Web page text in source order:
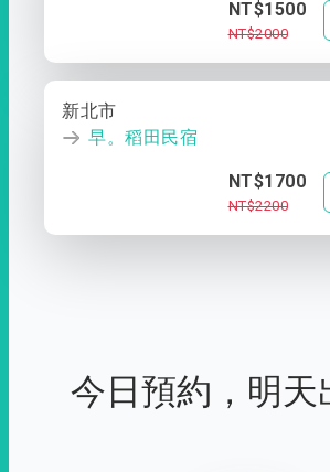
NT$1500
NT$2000
新北市
早。稻田民宿
NT$1700
NT$2200
今日預約，明天